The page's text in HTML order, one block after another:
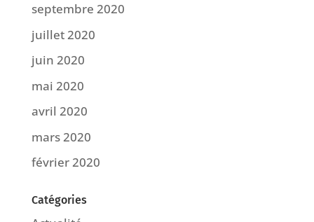
septembre 2020
juillet 2020
juin 2020
mai 2020
avril 2020
mars 2020
février 2020
Catégories